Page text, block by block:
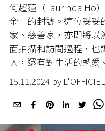
何超蓮（Laurinda Ho
金」的封號。這位妥妥
家、慈善家，亦即將
面拍攝和訪問過程，
人，還有對生活的熱愛
15.11.2024 by